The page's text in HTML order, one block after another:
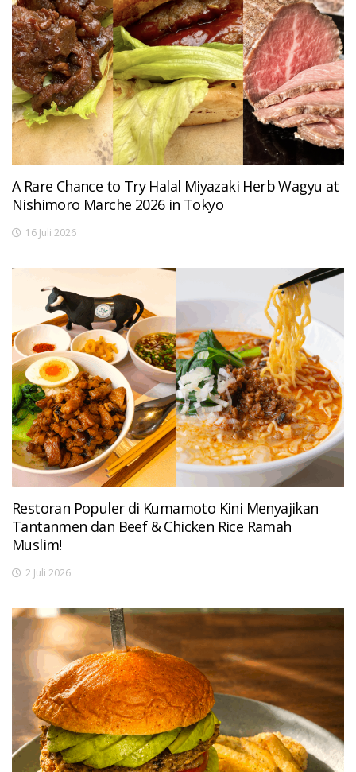
A Rare Chance to Try Halal Miyazaki Herb Wagyu at
Nishimoro Marche 2026 in Tokyo
16 Juli 2026
Restoran Populer di Kumamoto Kini Menyajikan
Tantanmen dan Beef & Chicken Rice Ramah
Muslim!
2 Juli 2026